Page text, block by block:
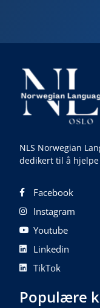
NLS Norwegian
dedikert til å
Facebook
Instagram
Youtube
Linkedin
TikTok
Populære